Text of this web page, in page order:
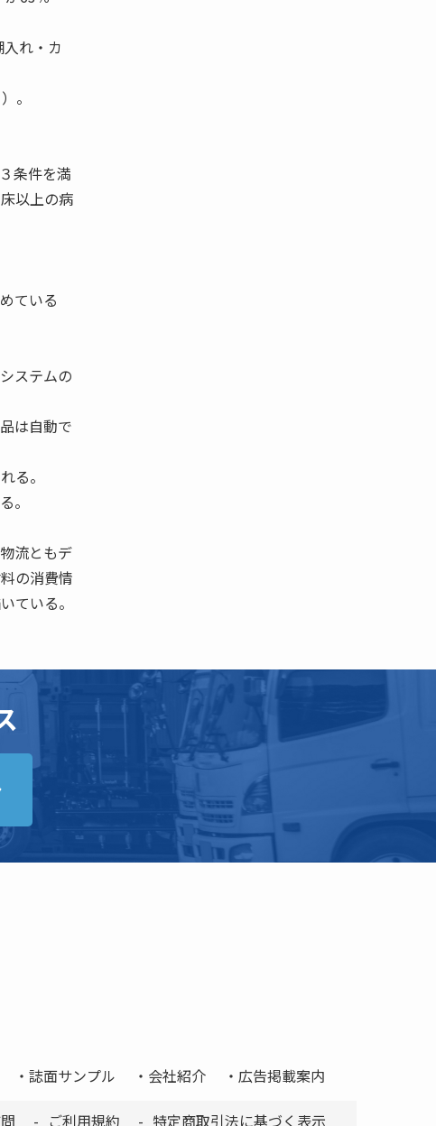
れ・カ
。
条件を満
以上の病
ている
ステムの
は自動で
る。
。
流ともデ
の消費情
ている。
誌面サンプル 会社紹介
広告掲載案内
ご利用規約 特定商取引法に基づく表示